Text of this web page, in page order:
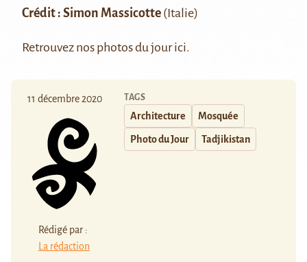
Crédit : Simon Massicotte (Italie)
Retrouvez nos photos du jourici.
11 décembre 2020
Rédigé par :
La rédaction
TAGS
Architecture Mosquée
Photo du Jour Tadjikistan